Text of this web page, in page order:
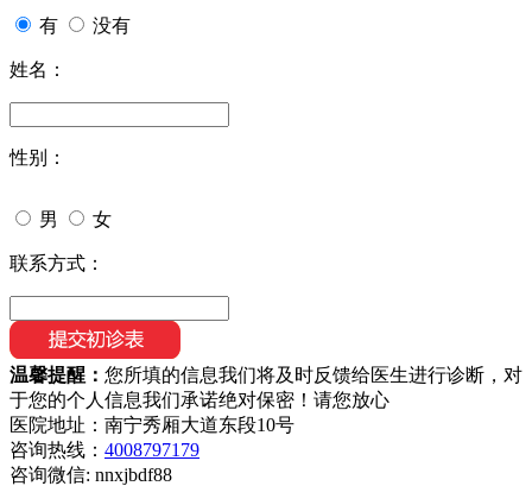
有 没有
姓名：
性别：
男 女
联系方式：
温馨提醒： 您所填的信息我们将及时反馈给医生进行诊断，对
于您的个人信息我们承诺绝对保密！请您放心
医院地址：南宁秀厢大道东段10号
咨询热线： 4008797179
咨询微信: nnxjbdf88